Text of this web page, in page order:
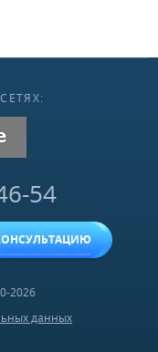
54
2026
данных